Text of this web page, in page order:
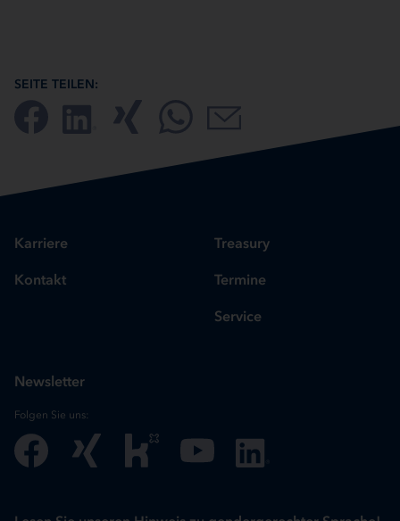
SEITE TEILEN:
Karriere
Kontakt
Treasury
Termine
Service
Newsletter
Folgen Sie uns: